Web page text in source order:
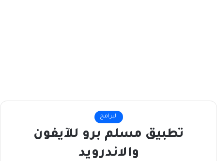
البرامج
تطبيق مسلم برو للآيفون
والاندرويد